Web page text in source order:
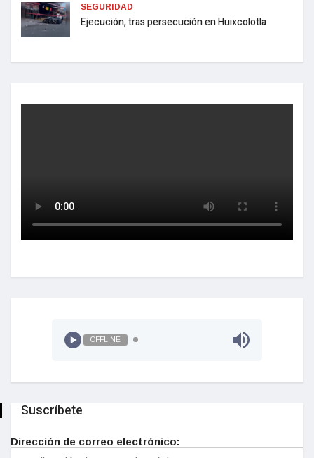
SEGURIDAD
Ejecución, tras persecución en Huixcolotla
OFFLINE
Suscríbete
Dirección de correo electrónico: